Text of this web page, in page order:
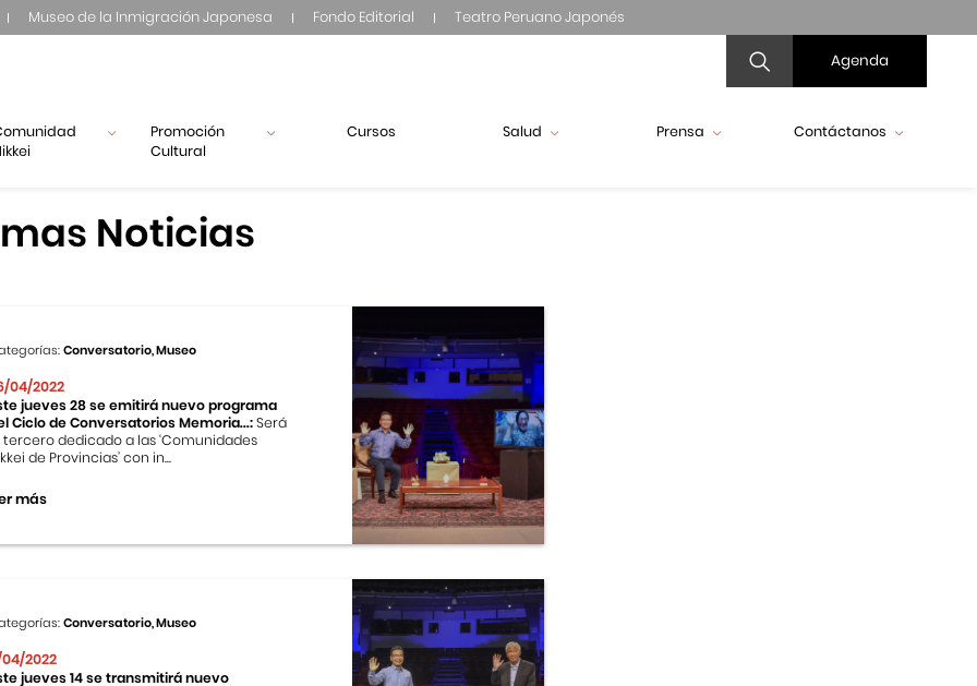
Museo de la Inmigración Japonesa Fondo Editorial Teatro Peruano Japonés
Agenda
Promoción
Cultural
Cursos Salud Prensa Contáctanos
Noticias
Conversatorio, Museo
04/2022
jueves 28 se emitirá nuevo programa
Ciclo de Conversatorios Memoria...:Será
tercero dedicado a las ‘Comunidades
de Provincias’ con in...
más
Conversatorio, Museo
04/2022
jueves 14 se transmitirá nuevo